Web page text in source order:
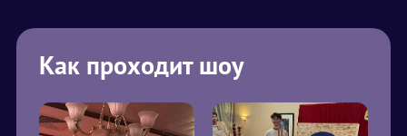
Как проходит шоу